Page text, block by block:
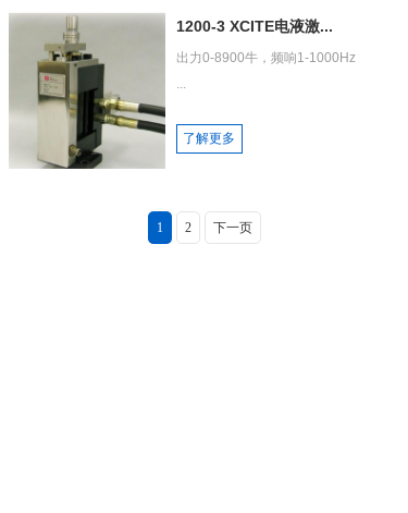
1200-3 XCITE电液激...
出力0-8900牛，频响1-1000Hz
...
了解更多
1 2 下一页